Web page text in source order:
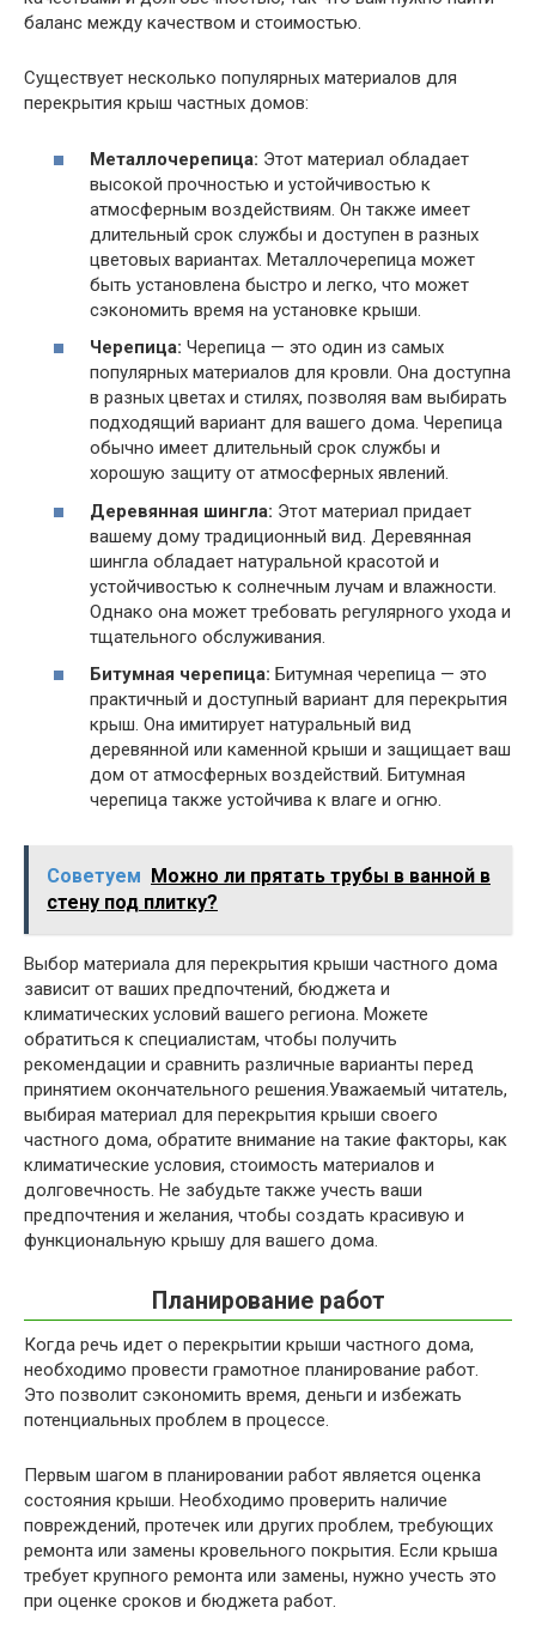
баланс между качеством и стоимостью.
Существует несколько популярных материалов для
перекрытия крыш частных домов:
Металлочерепица: Этот материал обладает
высокой прочностью и устойчивостью к
атмосферным воздействиям. Он также имеет
длительный срок службы и доступен в разных
цветовых вариантах. Металлочерепица может
быть установлена быстро и легко, что может
сэкономить время на установке крыши.
Черепица: Черепица — это один из самых
популярных материалов для кровли. Она доступна
в разных цветах и стилях, позволяя вам выбирать
подходящий вариант для вашего дома. Черепица
обычно имеет длительный срок службы и
хорошую защиту от атмосферных явлений.
Деревянная шингла: Этот материал придает
вашему дому традиционный вид. Деревянная
шингла обладает натуральной красотой и
устойчивостью к солнечным лучам и влажности.
Однако она может требовать регулярного ухода и
тщательного обслуживания.
Битумная черепица: Битумная черепица — это
практичный и доступный вариант для перекрытия
крыш. Она имитирует натуральный вид
деревянной или каменной крыши и защищает ваш
дом от атмосферных воздействий. Битумная
черепица также устойчива к влаге и огню.
Советуем Можно ли прятать трубы в ванной в
стену под плитку?
Выбор материала для перекрытия крыши частного дома
зависит от ваших предпочтений, бюджета и
климатических условий вашего региона. Можете
обратиться к специалистам, чтобы получить
рекомендации и сравнить различные варианты перед
принятием окончательного решения.Уважаемый читатель,
выбирая материал для перекрытия крыши своего
частного дома, обратите внимание на такие факторы, как
климатические условия, стоимость материалов и
долговечность. Не забудьте также учесть ваши
предпочтения и желания, чтобы создать красивую и
функциональную крышу для вашего дома.
Планирование работ
Когда речь идет о перекрытии крыши частного дома,
необходимо провести грамотное планирование работ.
Это позволит сэкономить время, деньги и избежать
потенциальных проблем в процессе.
Первым шагом в планировании работ является оценка
состояния крыши. Необходимо проверить наличие
повреждений, протечек или других проблем, требующих
ремонта или замены кровельного покрытия. Если крыша
требует крупного ремонта или замены, нужно учесть это
при оценке сроков и бюджета работ.